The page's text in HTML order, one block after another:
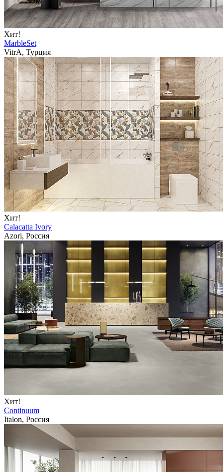
Хит!
MarbleSet
VitrA, Турция
Хит!
Calacatta Ivory
Azori, Россия
Хит!
Continuum
Italon, Россия